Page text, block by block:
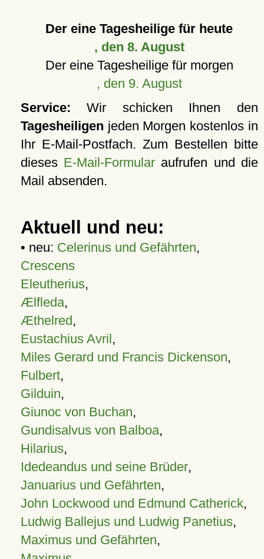
Der eine Tagesheilige für heute
, den 8. August
Der eine Tagesheilige für morgen
, den 9. August
Service: Wir schicken Ihnen den
Tagesheiligen jeden Morgen kostenlos in
Ihr E-Mail-Postfach. Zum Bestellen bitte
dieses E-Mail-Formular aufrufen und die
Mail absenden.
Aktuell und neu:
• neu: Celerinus und Gefährten,
Crescens
Eleutherius,
Ælfleda,
Æthelred,
Eustachius Avril,
Miles Gerard und Francis Dickenson,
Fulbert,
Gilduin,
Giunoc von Buchan,
Gundisalvus von Balboa,
Hilarius,
Idedeandus und seine Brüder,
Januarius und Gefährten,
John Lockwood und Edmund Catherick,
Ludwig Ballejus und Ludwig Panetius,
Maximus und Gefährten,